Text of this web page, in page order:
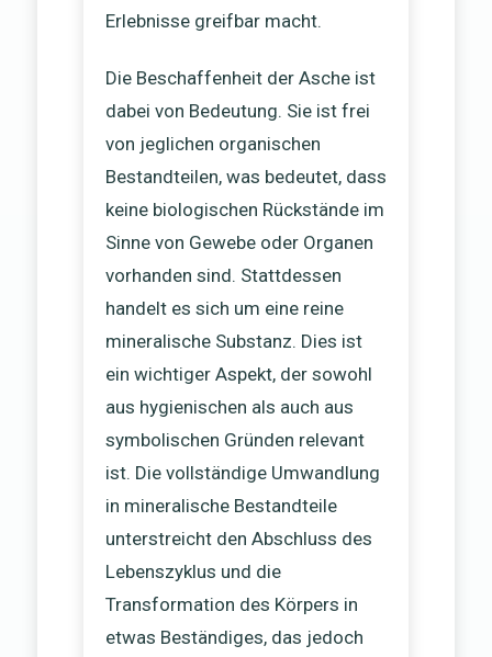
Erlebnisse greifbar macht.
Die Beschaffenheit der Asche ist
dabei von Bedeutung. Sie ist frei
von jeglichen organischen
Bestandteilen, was bedeutet, dass
keine biologischen Rückstände im
Sinne von Gewebe oder Organen
vorhanden sind. Stattdessen
handelt es sich um eine reine
mineralische Substanz. Dies ist
ein wichtiger Aspekt, der sowohl
aus hygienischen als auch aus
symbolischen Gründen relevant
ist. Die vollständige Umwandlung
in mineralische Bestandteile
unterstreicht den Abschluss des
Lebenszyklus und die
Transformation des Körpers in
etwas Beständiges, das jedoch